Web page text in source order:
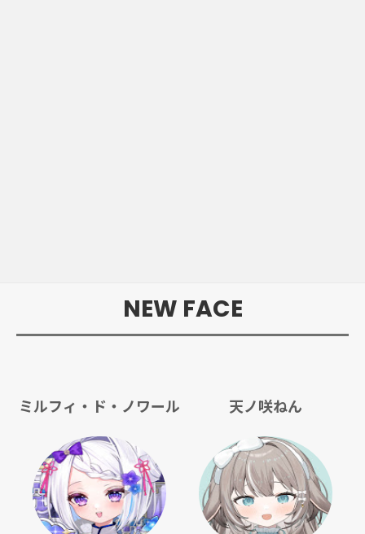
NEW FACE
ミルフィ・ド・ノワール 天ノ咲ねん